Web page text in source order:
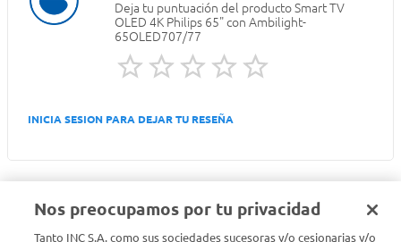
Deja tu puntuación del producto Smart TV
OLED 4K Philips 65" con Ambilight-
65OLED707/77
INICIA SESION PARA DEJAR TU RESEÑA
Nos preocupamos por tu privacidad
Tanto INC S.A. como sus sociedades sucesoras y/o cesionarias y/o